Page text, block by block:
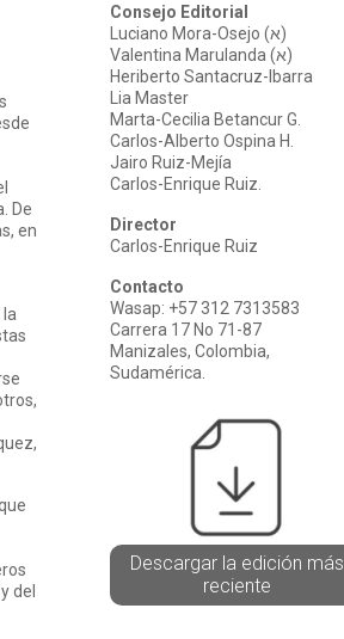
De
en
del
Consejo Editorial
Luciano Mora-Osejo (א)
Valentina Marulanda (א)
Heriberto Santacruz-Ibarra
Lia Master
Marta-Cecilia Betancur G.
Carlos-Alberto Ospina H.
Jairo Ruiz-Mejía
Carlos-Enrique Ruiz.
Director
Carlos-Enrique Ruiz
Contacto
Wasap: +57 312 7313583
Carrera 17 No 71-87
Manizales, Colombia,
Sudamérica.
Descargar la edición más
reciente